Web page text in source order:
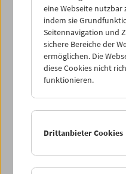
Maßstäbe für den
Kulturgütern setzen kann.
eine Webseite nutzbar
indem sie
Seitennavigation und
sichere Bereiche der
ermöglichen. Die
diese Cookies nicht
funktionieren.
Drittanbieter Cookies